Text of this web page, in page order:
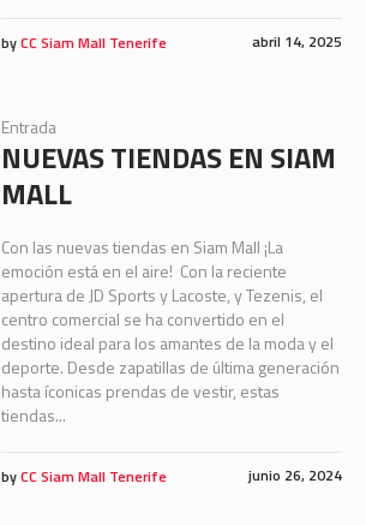
abril 14, 2025
byCC Siam Mall Tenerife
Entrada
NUEVAS TIENDAS EN SIAM
MALL
Con las nuevas tiendas en Siam Mall ¡La
emoción está en el aire! Con la reciente
apertura de JD Sports y Lacoste, y Tezenis, el
centro comercial se ha convertido en el
destino ideal para los amantes de la moda y el
deporte. Desde zapatillas de última generación
hasta íconicas prendas de vestir, estas
tiendas...
junio 26, 2024
byCC Siam Mall Tenerife